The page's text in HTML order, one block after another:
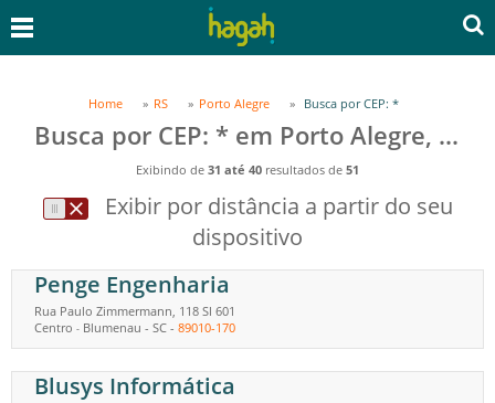
Home RS Porto Alegre Busca por CEP: *
Busca por CEP: * em Porto Alegre, RS
Exibindo de 31 até 40 resultados de 51
Exibir por distância a partir do seu
dispositivo
Penge Engenharia
Rua Paulo Zimmermann, 118 Sl 601
Centro - Blumenau - SC - 89010-170
Blusys Informática